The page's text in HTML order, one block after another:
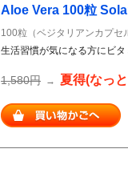
Aloe Vera 100粒
100粒（ベジタリアンカプ
生活習慣が気になる方にビタ
1,580円 → 夏得(なっ